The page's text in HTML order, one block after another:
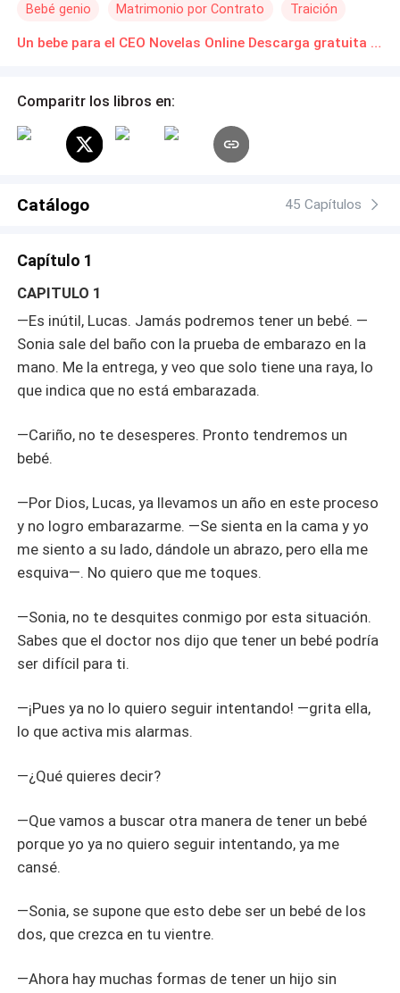
enfrentado mas obstáculos de los que se puede contar.
Atrapada en una encrucijada económica, Daniela se ve
Bebé genio Matrimonio por Contrato Traición
Un bebe para el CEO Novelas Online Descarga gratuita de PDF
Comparitr los libros en:
Catálogo 45 Capítulos
Capítulo 1
CAPITULO 1
—Es inútil, Lucas. Jamás podremos tener un bebé. —
Sonia sale del baño con la prueba de embarazo en la
mano. Me la entrega, y veo que solo tiene una raya, lo
que indica que no está embarazada.
—Cariño, no te desesperes. Pronto tendremos un
bebé.
—Por Dios, Lucas, ya llevamos un año en este proceso
y no logro embarazarme. —Se sienta en la cama y yo
me siento a su lado, dándole un abrazo, pero ella me
esquiva—. No quiero que me toques.
—Sonia, no te desquites conmigo por esta situación.
Sabes que el doctor nos dijo que tener un bebé podría
ser difícil para ti.
—¡Pues ya no lo quiero seguir intentando! —grita ella,
lo que activa mis alarmas.
—¿Qué quieres decir?
—Que vamos a buscar otra manera de tener un bebé
porque yo ya no quiero seguir intentando, ya me
cansé.
—Sonia, se supone que esto debe ser un bebé de los
dos, que crezca en tu vientre.
—Ahora hay muchas formas de tener un hijo sin